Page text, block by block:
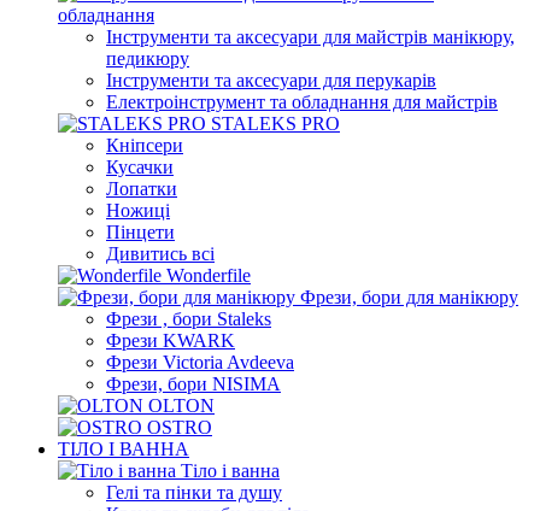
обладнання
Інструменти та аксесуари для майстрів манікюру,
педикюру
Інструменти та аксесуари для перукарів
Електроінструмент та обладнання для майстрів
STALEKS PRO
Кніпсери
Кусачки
Лопатки
Ножиці
Пінцети
Дивитись всі
Wonderfile
Фрези, бори для манікюру
Фрези , бори Staleks
Фрези KWARK
Фрези Victoria Avdeeva
Фрези, бори NISIMA
OLTON
OSTRO
ТІЛО І ВАННА
Тіло і ванна
Гелі та пінки та душу